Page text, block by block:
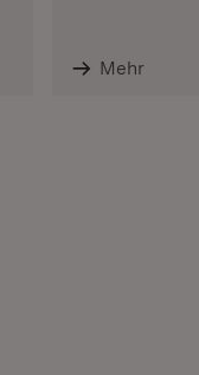
Mehr